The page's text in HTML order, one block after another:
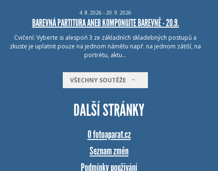
4. 8. 2026 - 20. 9. 2026
BAREVNÁ PARTITURA ANEB KOMPONUJTE BAREVNĚ - 20.9.
Cvičení: Vyberte si alespoň 3 ze základních skladebných postupů a
zkuste je uplatnit pouze na jednom námětu např. na jednom zátiší, na
portrétu, aktu…
VŠECHNY SOUTĚŽE
DALŠÍ STRÁNKY
O fotoaparat.cz
Seznam změn
Podmínky používání